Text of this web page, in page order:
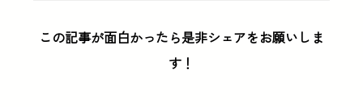
この記事が面白かったら是非シェアをお願いしま
す！